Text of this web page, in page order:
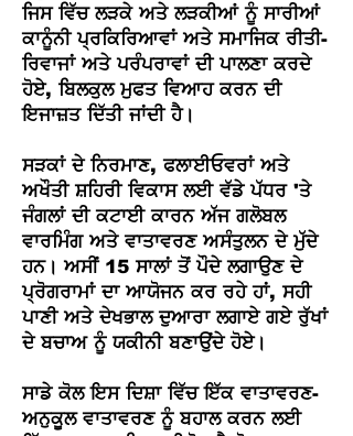
ਜਿਸ ਵਿੱਚ ਲੜਕੇ ਅਤੇ ਲੜਕੀਆਂ ਨੂੰ ਸਾਰੀਆਂ
ਕਾਨੂੰਨੀ ਪ੍ਰਕਿਰਿਆਵਾਂ ਅਤੇ ਸਮਾਜਿਕ ਰੀਤੀ-
ਰਿਵਾਜਾਂ ਅਤੇ ਪਰੰਪਰਾਵਾਂ ਦੀ ਪਾਲਣਾ ਕਰਦੇ
ਹੋਏ, ਬਿਲਕੁਲ ਮੁਫਤ ਵਿਆਹ ਕਰਨ ਦੀ
ਇਜਾਜ਼ਤ ਦਿੱਤੀ ਜਾਂਦੀ ਹੈ।
ਸੜਕਾਂ ਦੇ ਨਿਰਮਾਣ, ਫਲਾਈਓਵਰਾਂ ਅਤੇ
ਅਖੌਤੀ ਸ਼ਹਿਰੀ ਵਿਕਾਸ ਲਈ ਵੱਡੇ ਪੱਧਰ 'ਤੇ
ਜੰਗਲਾਂ ਦੀ ਕਟਾਈ ਕਾਰਨ ਅੱਜ ਗਲੋਬਲ
ਵਾਰਮਿੰਗ ਅਤੇ ਵਾਤਾਵਰਣ ਅਸੰਤੁਲਨ ਦੇ ਮੁੱਦੇ
ਹਨ। ਅਸੀਂ 15 ਸਾਲਾਂ ਤੋਂ ਪੌਦੇ ਲਗਾਉਣ ਦੇ
ਪ੍ਰੋਗਰਾਮਾਂ ਦਾ ਆਯੋਜਨ ਕਰ ਰਹੇ ਹਾਂ, ਸਹੀ
ਪਾਣੀ ਅਤੇ ਦੇਖਭਾਲ ਦੁਆਰਾ ਲਗਾਏ ਗਏ ਰੁੱਖਾਂ
ਦੇ ਬਚਾਅ ਨੂੰ ਯਕੀਨੀ ਬਣਾਉਂਦੇ ਹੋਏ।
ਸਾਡੇ ਕੋਲ ਇਸ ਦਿਸ਼ਾ ਵਿੱਚ ਇੱਕ ਵਾਤਾਵਰਣ-
ਅਨੁਕੂਲ ਵਾਤਾਵਰਣ ਨੂੰ ਬਹਾਲ ਕਰਨ ਲਈ